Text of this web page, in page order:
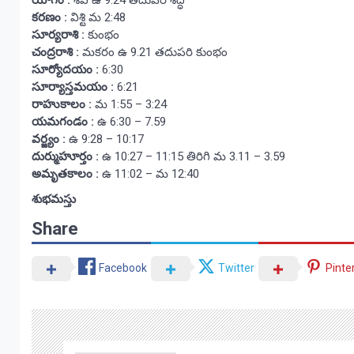
కరణం : విశ్టి మ 2:48
సూర్యరాశి : కుంభం
చంద్రరాశి : మకరం ఉ 9.21 తదుపరి కుంభం
సూర్యోదయం : 6:30
సూర్యాస్తమయం : 6:21
రాహుకాలం : మ 1:55 – 3:24
యమగండం : ఉ 6:30 – 7.59
వర్జ్యం : ఉ 9:28 – 10:17
దుర్ముహూర్తం : ఉ 10:27 – 11:15 తిరిగి మ 3.11 – 3.59
అమృతకాలం : ఉ 11:02 – మ 12:40
శుభమస్తు
Share
Facebook Twitter